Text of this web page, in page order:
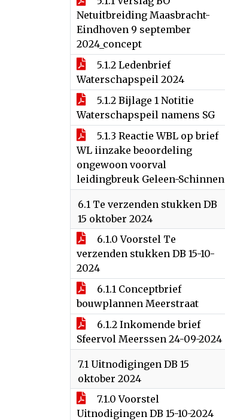
Netuitbreiding Maasbracht-
Eindhoven 9 september
2024_concept
5.1.2 Ledenbrief
Waterschapspeil 2024
5.1.2 Bijlage 1 Notitie
Waterschapspeil namens SG
5.1.3 Reactie WBL op brief
WL iinzake beoordeling
ongewoon voorval
leidingbreuk Geleen-Schinnen
6.1 Te verzenden stukken DB
15 oktober 2024
6.1.0 Voorstel Te
verzenden stukken DB 15-10-
2024
6.1.1 Conceptbrief
bouwplannen Meerstraat
6.1.2 Inkomende brief
Sfeervol Meerssen 24-09-2024
7.1 Uitnodigingen DB 15
oktober 2024
7.1.0 Voorstel
Uitnodigingen DB 15-10-2024